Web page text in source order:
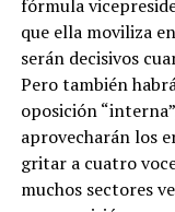
fórmula
que ella moviliza
serán decisivos
Pero también
oposición
aprovecharán los
gritar a cuatro
muchos sectores